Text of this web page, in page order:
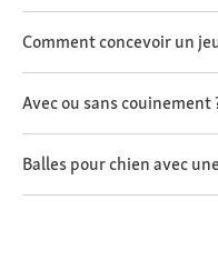
Comment concevoir un
Avec ou sans couinement
Balles pour chien avec